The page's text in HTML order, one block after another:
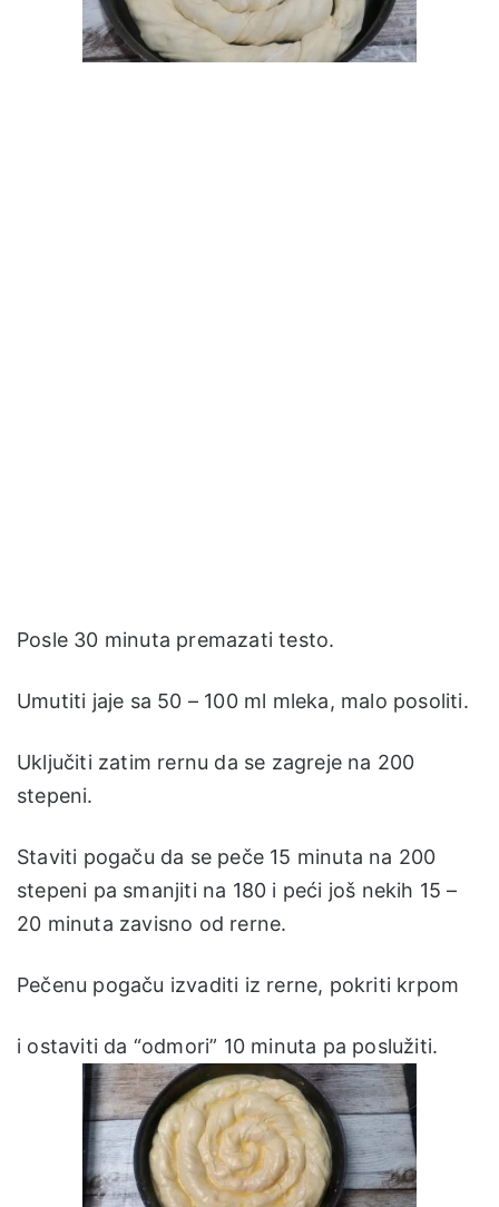
Posle 30 minuta premazati testo.
Umutiti jaje sa 50 – 100 ml mleka, malo posoliti.
Uključiti zatim rernu da se zagreje na 200
stepeni.
Staviti pogaču da se peče 15 minuta na 200
stepeni pa smanjiti na 180 i peći još nekih 15 –
20 minuta zavisno od rerne.
Pečenu pogaču izvaditi iz rerne, pokriti krpom
i ostaviti da “odmori” 10 minuta pa poslužiti.